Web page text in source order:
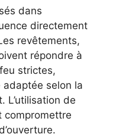
dans
directement
revêtements,
répondre à
strictes,
selon la
L’utilisation de
compromettre